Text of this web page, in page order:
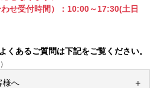
わせ受付時間）：10:00～17:30(土日
くあるご質問は下記をご覧ください。
様へ